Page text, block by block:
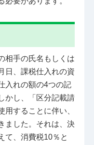
相手の氏名もしくは
日、課税仕入れの資
入れの額の4つの記
かし、「区分記載請
することに伴い、
ました。それは、決
て、消費税10％と